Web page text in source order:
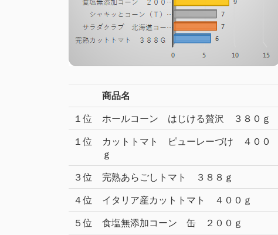
商品名
１位
ホールコーン はじける贅沢 ３８０ｇ
１位
カットトマト ピューレーづけ ４００
ｇ
３位 完熟あらごしトマト ３８８ｇ
４位
イタリア産カットトマト ４００ｇ
５位
食塩無添加コーン 缶 ２００ｇ